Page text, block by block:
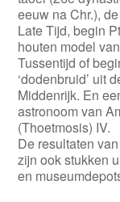
eeuw na Chr.),
Late Tijd, begin
houten model
Tussentijd of
‘dodenbruid’ uit
Middenrijk. En
astronoom van
(Thoetmosis) IV.
De resultaten
zijn ook stukken
en